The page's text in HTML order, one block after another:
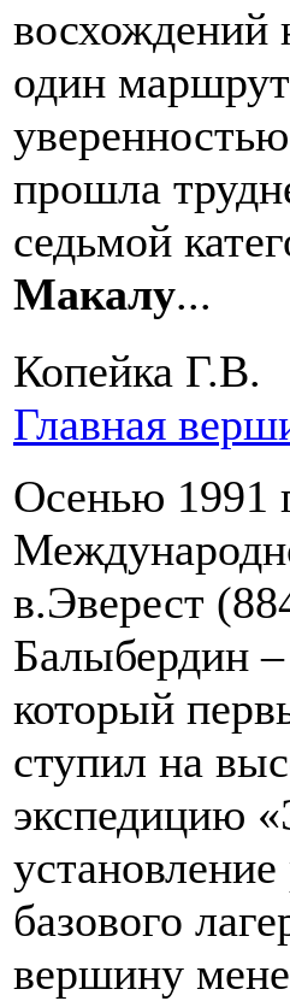
восхождений
один
прошла
седьмой
Макалу...
Копейка Г.В.
Главная
Осенью 1991
в.Эверест
Балыбердин
который
ступил на
экспедицию
базового
вершину